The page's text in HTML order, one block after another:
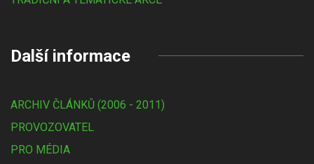
Další informace
ARCHIV ČLÁNKŮ (2006 - 2011)
PROVOZOVATEL
PRO MÉDIA